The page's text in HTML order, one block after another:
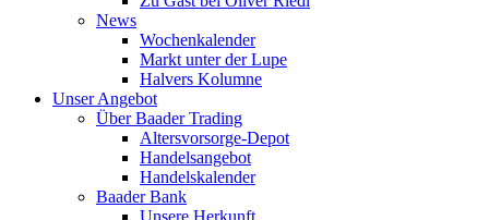
News
Wochenkalender
Markt unter der Lupe
Halvers Kolumne
Unser Angebot
Über Baader Trading
Altersvorsorge-Depot
Handelsangebot
Handelskalender
Baader Bank
Unsere Herkunft